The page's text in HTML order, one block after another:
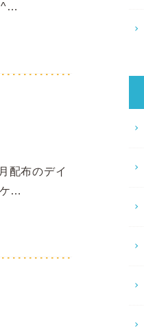
配布のデイ
…